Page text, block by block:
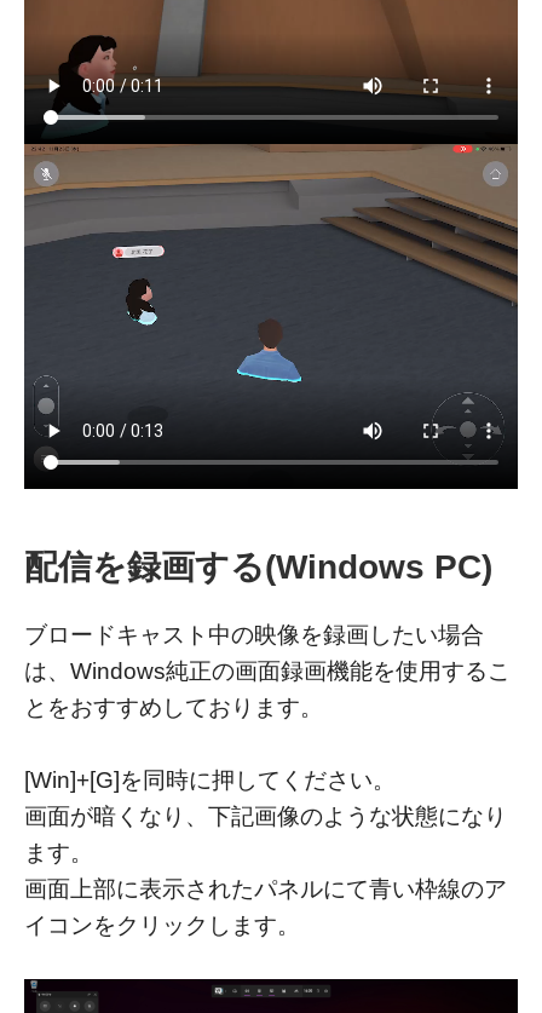
配信を録画する(Windows PC)
ブロードキャスト中の映像を録画したい場合
は、Windows純正の画面録画機能を使用するこ
とをおすすめしております。
[Win]+[G]を同時に押してください。
画面が暗くなり、下記画像のような状態になり
ます。
画面上部に表示されたパネルにて青い枠線のア
イコンをクリックします。